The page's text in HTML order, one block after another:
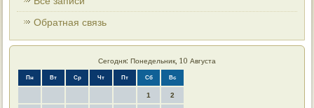
Обратная связь
Сегодня: Понедельник, 10 Августа
Пн Вт Ср Чт Пт Сб Вс
1 2